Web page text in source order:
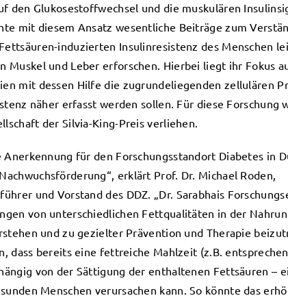
den Glukosestoffwechsel und die muskulären
mit diesem Ansatz wesentliche Beiträge zum
induzierten Insulinresistenz des Menschen
Muskel und Leber erforschen. Hierbei liegt ihr Fokus
mit dessen Hilfe die zugrundeliegenden zellulären
näher erfasst werden sollen. Für diese Forschung
der Silvia-King-Preis verliehen.
für den Forschungsstandort Diabetes in
erklärt Prof. Dr. Michael Roden,
und Vorstand des DDZ. „Dr. Sarabhais
von unterschiedlichen Fettqualitäten in der
und zu gezielter Prävention und Therapie
dass bereits eine fettreiche Mahlzeit (z.B.
von der Sättigung der enthaltenen Fettsäuren –
Menschen verursachen kann. So könnte das